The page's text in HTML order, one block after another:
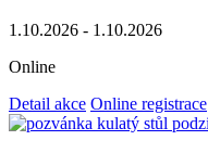
1.10.2026 - 1.10.2026
Online
Detail akce Online registrace